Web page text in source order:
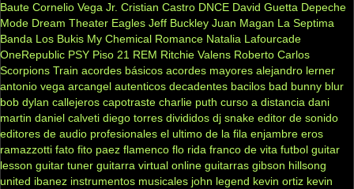
Baute Cornelio Vega Jr. Cristian Castro DNCE David Guetta Depeche
Mode Dream Theater Eagles Jeff Buckley Juan Magan La Septima
Banda Los Bukis My Chemical Romance Natalia Lafourcade
OneRepublic PSY Piso 21 REM Ritchie Valens Roberto Carlos
Scorpions Train acordes básicos acordes mayores alejandro lerner
antonio vega arcangel autenticos decadentes bacilos bad bunny blur
bob dylan callejeros capotraste charlie puth curso a distancia dani
martin daniel calveti diego torres divididos dj snake editor de sonido
editores de audio profesionales el ultimo de la fila enjambre eros
ramazzotti fato fito paez flamenco flo rida franco de vita futbol guitar
lesson guitar tuner guitarra virtual online guitarras gibson hillsong
united ibanez instrumentos musicales john legend kevin ortiz kevin